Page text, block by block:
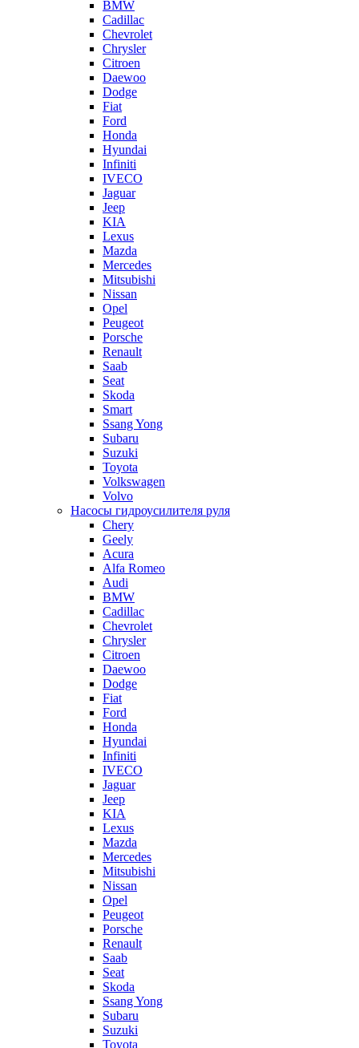
BMW
Cadillac
Chevrolet
Chrysler
Citroen
Daewoo
Dodge
Fiat
Ford
Honda
Hyundai
Infiniti
IVECO
Jaguar
Jeep
KIA
Lexus
Mazda
Mercedes
Mitsubishi
Nissan
Opel
Peugeot
Porsche
Renault
Saab
Seat
Skoda
Smart
Ssang Yong
Subaru
Suzuki
Toyota
Volkswagen
Volvo
Насосы гидроусилителя руля
Chery
Geely
Acura
Alfa Romeo
Audi
BMW
Cadillac
Chevrolet
Chrysler
Citroen
Daewoo
Dodge
Fiat
Ford
Honda
Hyundai
Infiniti
IVECO
Jaguar
Jeep
KIA
Lexus
Mazda
Mercedes
Mitsubishi
Nissan
Opel
Peugeot
Porsche
Renault
Saab
Seat
Skoda
Ssang Yong
Subaru
Suzuki
Toyota